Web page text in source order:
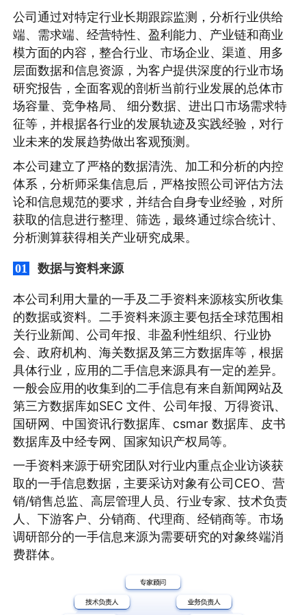
公司通过对特定行业长期跟踪监测，分析行业供给
端、需求端、经营特性、盈利能力、产业链和商业
模方面的内容，整合行业、市场企业、渠道、用多
层面数据和信息资源，为客户提供深度的行业市场
研究报告，全面客观的剖析当前行业发展的总体市
场容量、竞争格局、 细分数据、进出口市场需求特
征等，并根据各行业的发展轨迹及实践经验，对行
业未来的发展趋势做出客观预测。
本公司建立了严格的数据清洗、加工和分析的内控
体系，分析师采集信息后，严格按照公司评估方法
论和信息规范的要求，并结合自身专业经验，对所
获取的信息进行整理、筛选，最终通过综合统计、
分析测算获得相关产业研究成果。
01 数据与资料来源
本公司利用大量的一手及二手资料来源核实所收集
的数据或资料。二手资料来源主要包括全球范围相
关行业新闻、公司年报、非盈利性组织、行业协
会、政府机构、海关数据及第三方数据库等，根据
具体行业，应用的二手信息来源具有一定的差异。
一般会应用的收集到的二手信息有来自新闻网站及
第三方数据库如SEC 文件、公司年报、万得资讯、
国研网、中国资讯行数据库、csmar 数据库、皮书
数据库及中经专网、国家知识产权局等。
一手资料来源于研究团队对行业内重点企业访谈获
取的一手信息数据，主要采访对象有公司CEO、营
销/销售总监、高层管理人员、行业专家、技术负责
人、下游客户、分销商、代理商、经销商等。市场
调研部分的一手信息来源为需要研究的对象终端消
费群体。